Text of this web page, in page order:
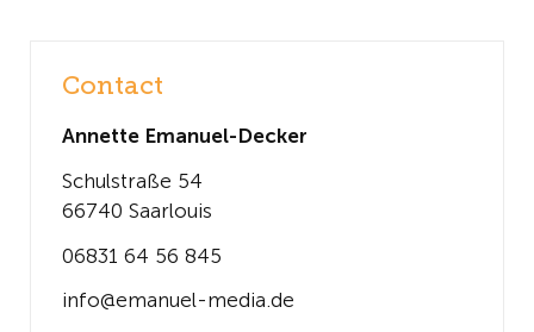
Contact
Annette Emanuel-Decker
Schulstraße 54
66740 Saarlouis
06831 64 56 845
info@emanuel-media.de